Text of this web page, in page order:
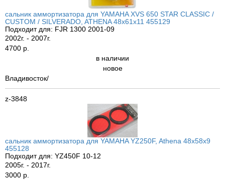
сальник аммортизатора для YAMAHA XVS 650 STAR CLASSIC /
CUSTOM / SILVERADO, ATHENA 48x61x11 455129
Подходит для: FJR 1300 2001-09
2002г. - 2007г.
4700 р.
в наличии
новое
Владивосток/
z-3848
сальник аммортизатора для YAMAHA YZ250F, Athena 48x58x9
455128
Подходит для: YZ450F 10-12
2005г. - 2017г.
3000 р.